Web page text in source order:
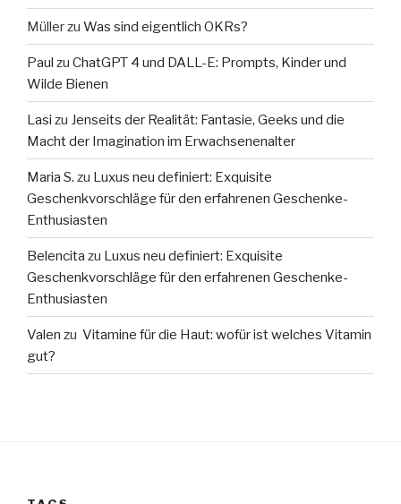
Müllerzu Was sind eigentlich OKRs?
Paul zu ChatGPT 4 und DALL-E: Prompts, Kinder und
Wilde Bienen
Lasi zu Jenseits der Realität: Fantasie, Geeks und die
Macht der Imagination im Erwachsenenalter
Maria S. zu Luxus neu definiert: Exquisite
Geschenkvorschläge für den erfahrenen Geschenke-
Enthusiasten
Belencita zu Luxus neu definiert: Exquisite
Geschenkvorschläge für den erfahrenen Geschenke-
Enthusiasten
Valen zu Vitamine für die Haut: wofür ist welches Vitamin
gut?